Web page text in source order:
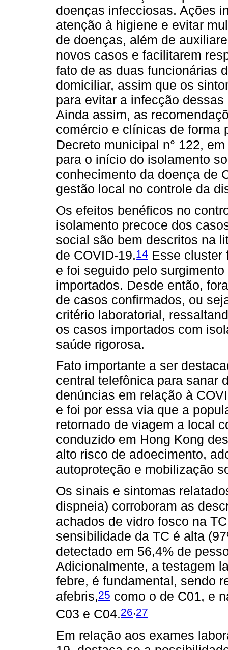
doenças infecciosas. Ações
atenção à higiene e evitar
de doenças, além de
novos casos e facilitarem
fato de as duas funcionárias
domiciliar, assim que os
para evitar a infecção
Ainda assim, as
comércio e clínicas de forma
Decreto municipal n° 122,
para o início do isolamento
conhecimento da doença de
gestão local no controle da
Os efeitos benéficos no
isolamento precoce dos
social são bem descritos na
de COVID-19.14 Esse cluster
e foi seguido pelo
importados. Desde então,
de casos confirmados, ou
critério laboratorial,
os casos importados com
saúde rigorosa.
Fato importante a ser
central telefônica para sanar
denúncias em relação à
e foi por essa via que a
retornado de viagem a local
conduzido em Hong Kong
alto risco de adoecimento,
autoproteção e mobilização
Os sinais e sintomas
dispneia) corroboram as
achados de vidro fosco na
sensibilidade da TC é alta
detectado em 56,4% de
Adicionalmente, a testagem
febre, é fundamental, sendo
afebris,25 como o de C01, e
C03 e C04.26,27
Em relação aos exames